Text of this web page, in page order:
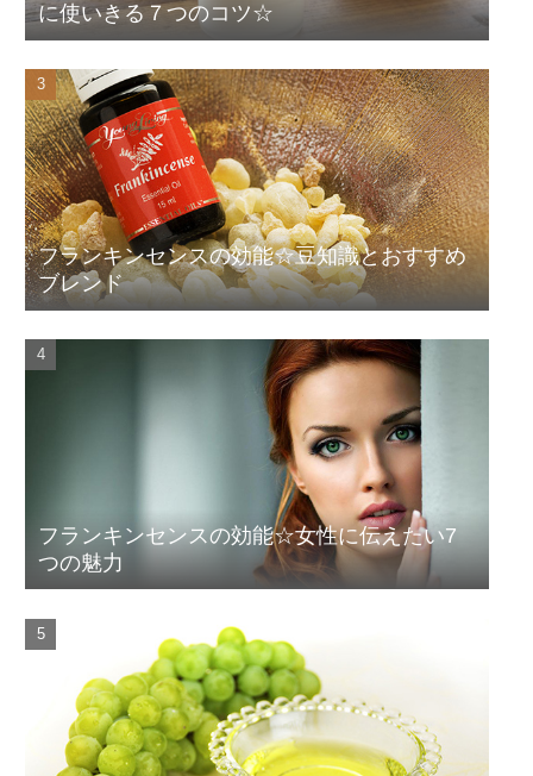
に使いきる７つのコツ☆
フランキンセンスの効能☆豆知識とおすすめ
ブレンド
フランキンセンスの効能☆女性に伝えたい7
つの魅力